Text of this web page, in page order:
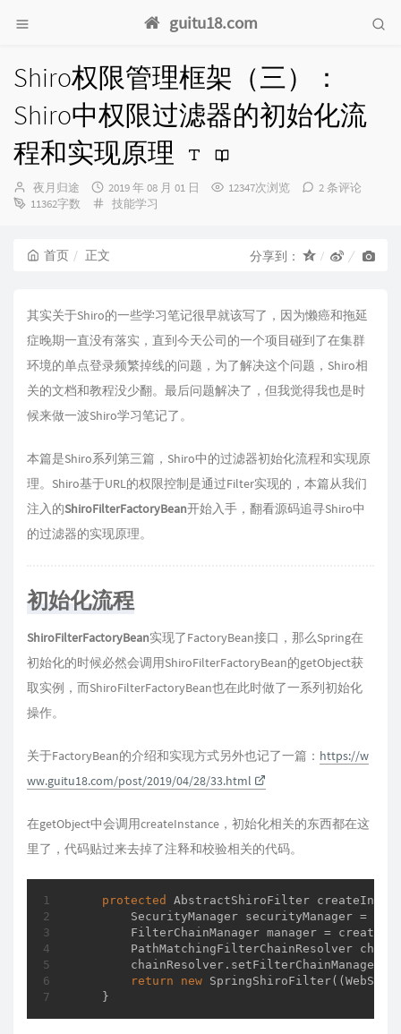
guitu18.com
Shiro权限管理框架（三）：
Shiro中权限过滤器的初始化流
程和实现原理
博
主：
夜月归途
发
布
2019 年 08 月 01 日 12347次浏览
2 条评论
11362字数
分
技能学习
首页 正文 分享到：
其实关于Shiro的一些学习笔记很早就该写了，因为懒癌和拖延
症晚期一直没有落实，直到今天公司的一个项目碰到了在集群
环境的单点登录频繁掉线的问题，为了解决这个问题，Shiro相
关的文档和教程没少翻。最后问题解决了，但我觉得我也是时
候来做一波Shiro学习笔记了。
本篇是Shiro系列第三篇，Shiro中的过滤器初始化流程和实现原
理。Shiro基于URL的权限控制是通过Filter实现的，本篇从我们
注入的ShiroFilterFactoryBean开始入手，翻看源码追寻Shiro中
的过滤器的实现原理。
初始化流程
ShiroFilterFactoryBean实现了FactoryBean接口，那么Spring在
初始化的时候必然会调用ShiroFilterFactoryBean的getObject获
取实例，而ShiroFilterFactoryBean也在此时做了一系列初始化
操作。
关于FactoryBean的介绍和实现方式另外也记了一篇： https://w
ww.guitu18.com/post/2019/04/28/33.html
在getObject中会调用createInstance ，初始化相关的东西都在这
里了，代码贴过来去掉了注释和校验相关的代码。
protected AbstractShiroFilter
SecurityManager securityManager =
FilterChainManager manager =
PathMatchingFilterChainResolver
return
new
    }